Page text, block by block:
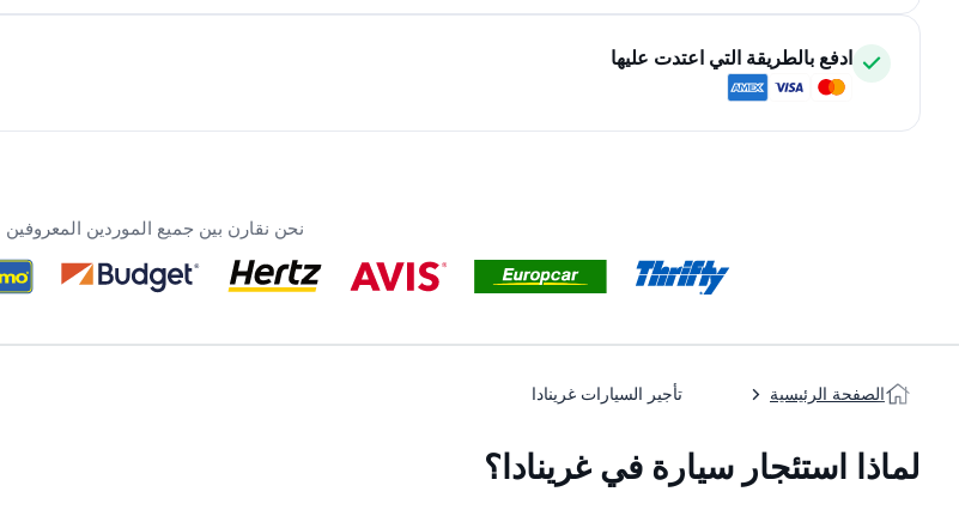
ادفع بالطريقة التي اعتدت عليها
نحن نقارن بين جميع الموردين المعروفين
الصفحة الرئيسية تأجير السيارات غرينادا
لماذا استئجار سيارة في غرينادا؟